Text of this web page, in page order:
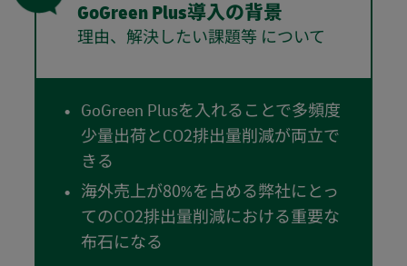
GoGreen Plus導入の背景
理由、解決したい課題等 について
GoGreen Plusを入れることで多頻度
少量出荷とCO2排出量削減が両立で
きる
海外売上が80%を占める弊社にとっ
てのCO2排出量削減における重要な
布石になる